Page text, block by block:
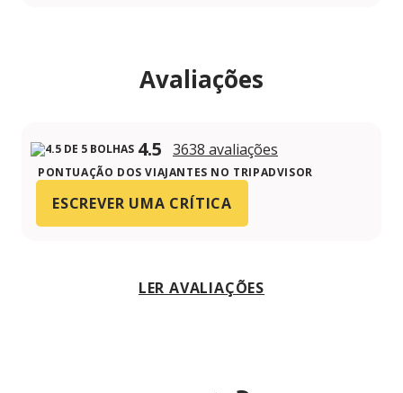
Avaliações
4.5 3638 avaliações
PONTUAÇÃO DOS VIAJANTES NO TRIPADVISOR
ESCREVER UMA CRÍTICA
LER AVALIAÇÕES